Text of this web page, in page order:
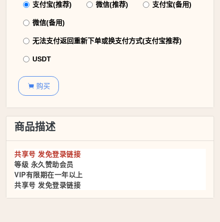
支付宝(推荐) 微信(推荐) 支付宝(备用)
微信(备用)
无法支付返回重新下单或换支付方式(支付宝推荐)
USDT
 购买
商品描述
共享号 发免登录链接
等级 永久赞助会员
VIP有限期在一年以上
共享号 发免登录链接